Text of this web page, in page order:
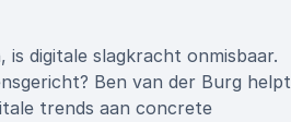
digitale slagkracht onmisbaar.
Ben van der Burg helpt
trends aan concrete